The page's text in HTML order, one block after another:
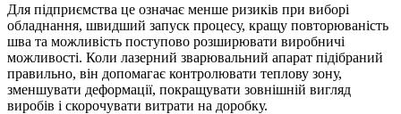
Для підприємства це означає менше ризиків при виборі
обладнання, швидший запуск процесу, кращу повторюваність
шва та можливість поступово розширювати виробничі
можливості. Коли лазерний зварювальний апарат підібраний
правильно, він допомагає контролювати теплову зону,
зменшувати деформації, покращувати зовнішній вигляд
виробів і скорочувати витрати на доробку.